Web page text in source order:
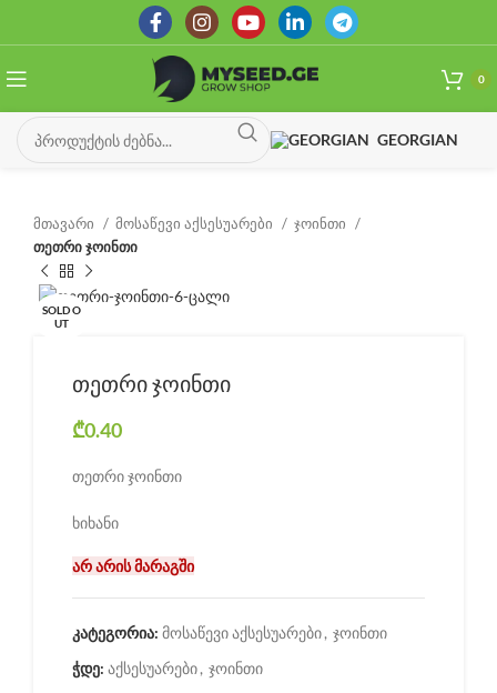
0
GEORGIAN
მთავარი მოსაწევი აქსესუარები
ჯოინთი
თეთრი ჯოინთი
SOLD O
UT
თეთრი ჯოინთი
₾0.40
თეთრი ჯოინთი
ხიხანი
არ არის მარაგში
კატეგორია: მოსაწევი აქსესუარები, ჯოინთი
ჭდე: აქსესუარები, ჯოინთი